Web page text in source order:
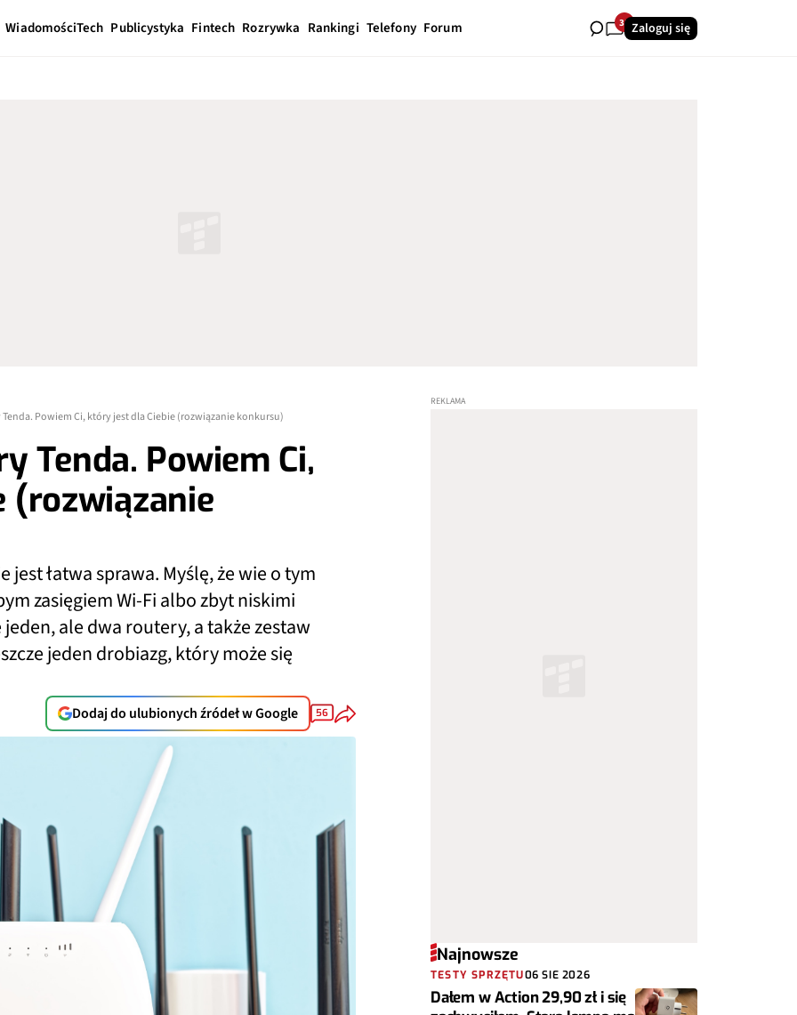
WiadomościTech Publicystyka Fintech Rozrywka Rankingi Telefony Forum 31Zaloguj się
Powiem Ci, który jest dla Ciebie (rozwiązanie konkursu)
Tenda. Powiem Ci,
(rozwiązanie
łatwa sprawa. Myślę, że wie o tym
zasięgiem Wi-Fi albo zbyt niskimi
ale dwa routery, a także zestaw
jeden drobiazg, który może się
Dodaj do ulubionych źródeł w Google 56
Najnowsze
TESTY SPRZĘTU06 SIE 2026
Dałem w Action 29,90 zł i się